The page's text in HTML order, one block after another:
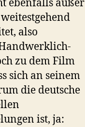
ebenfalls außer
also
zu dem Film
sich an seinem
die deutsche
ist, ja: